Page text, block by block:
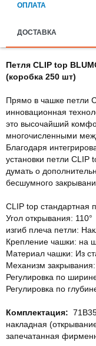
ОПЛАТА
ДОСТАВКА
Петля CLIP top
(коробка 250 шт)
Прямо в чашке петли
инновационная
это высочайший
многочисленными
Благодаря
установки петли
думать о
бесшумного
CLIP top стандартная
Угол открывания: 110°
изгиб плеча петли:
Крепление чашки: на
Материал чашки: Из
Механизм
Регулировка по
Регулировка по
Комплектация:
накладная
запечатанная